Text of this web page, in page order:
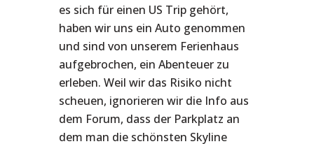
es sich für einen US Trip gehört,
haben wir uns ein Auto genommen
und sind von unserem Ferienhaus
aufgebrochen, ein Abenteuer zu
erleben. Weil wir das Risiko nicht
scheuen, ignorieren wir die Info aus
dem Forum, dass der Parkplatz an
dem man die schönsten Skyline